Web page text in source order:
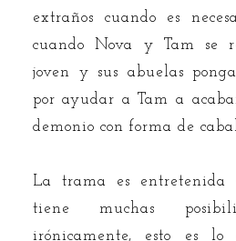
extraños cuando es
cuando Nova y Tam se
joven y sus abuelas
por ayudar a Tam a
demonio con forma de
La trama es
tiene muchas
irónicamente, esto es